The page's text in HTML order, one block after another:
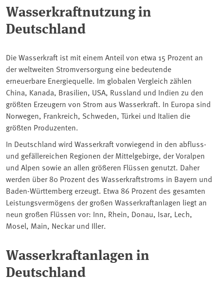
Wasserkraftnutzung in
Deutschland
Die Wasserkraft ist mit einem Anteil von etwa 15 Prozent an
der weltweiten Stromversorgung eine bedeutende
erneuerbare Energiequelle. Im globalen Vergleich zählen
China, Kanada, Brasilien, USA, Russland und Indien zu den
größten Erzeugern von Strom aus Wasserkraft. In Europa sind
Norwegen, Frankreich, Schweden, Türkei und Italien die
größten Produzenten.
In Deutschland wird Wasserkraft vorwiegend in den abfluss-
und gefällereichen Regionen der Mittelgebirge, der Voralpen
und Alpen sowie an allen größeren Flüssen genutzt. Daher
werden über 80 Prozent des Wasserkraftstroms in Bayern und
Baden-Württemberg erzeugt. Etwa 86 Prozent des gesamten
Leistungsvermögens der großen Wasserkraftanlagen liegt an
neun großen Flüssen vor: Inn, Rhein, Donau, Isar, Lech,
Mosel, Main, Neckar und Iller.
Wasserkraftanlagen in
Deutschland